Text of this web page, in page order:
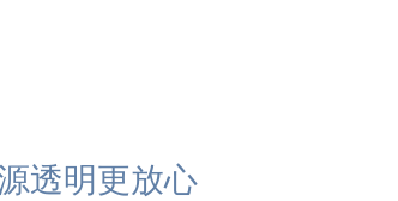
透明更放心